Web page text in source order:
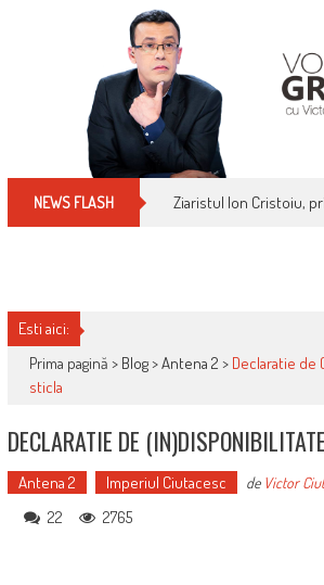
NEWS FLASH Cum îți schimbi, rapid,
Esti aici:
Prima pagină > Blog>Antena 2 > Declaratie
sticla
DECLARATIE DE
Antena 2 Imperiul Ciutacesc de Victor
22 2765